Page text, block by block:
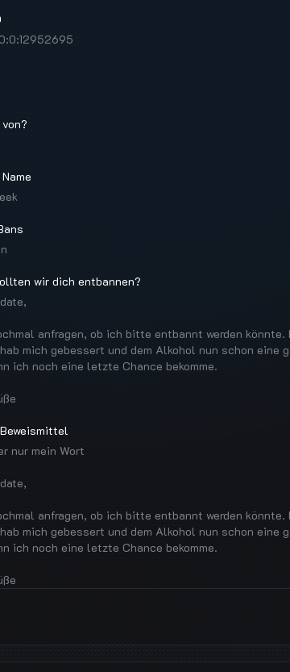
wir dich entbannen?
anfragen, ob ich bitte entbannt werden könnte.
mich gebessert und dem Alkohol nun schon eine
ich noch eine letzte Chance bekomme.
nur mein Wort
anfragen, ob ich bitte entbannt werden könnte.
mich gebessert und dem Alkohol nun schon eine
ich noch eine letzte Chance bekomme.